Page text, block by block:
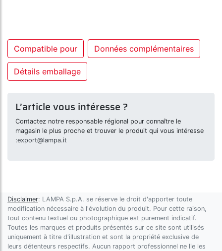
Compatible pour Données complémentaires
Détails emballage
L’article vous intéresse ?
Contactez notre responsable régional pour connaître le
magasin le plus proche et trouver le produit qui vous intéresse
:export@lampa.it
Disclaimer: LAMPA S.p.A. se réserve le droit d'apporter toute
modification nécessaire à l'évolution du produit. Pour cette raison,
tout contenu textuel ou photographique est purement indicatif.
Toutes les marques et produits présentés sur ce site sont utilisés
uniquement à titre d'illustration et sont la propriété exclusive de
leurs détenteurs respectifs. Aucun rapport professionnel ne lie les